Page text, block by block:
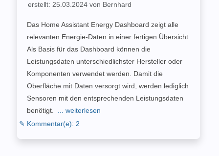
erstellt: 25.03.2024 von Bernhard
Das Home Assistant Energy Dashboard zeigt alle
relevanten Energie-Daten in einer fertigen Übersicht.
Als Basis für das Dashboard können die
Leistungsdaten unterschiedlichster Hersteller oder
Komponenten verwendet werden. Damit die
Oberfläche mit Daten versorgt wird, werden lediglich
Sensoren mit den entsprechenden Leistungsdaten
benötigt. ... weiterlesen
✎ Kommentar(e): 2